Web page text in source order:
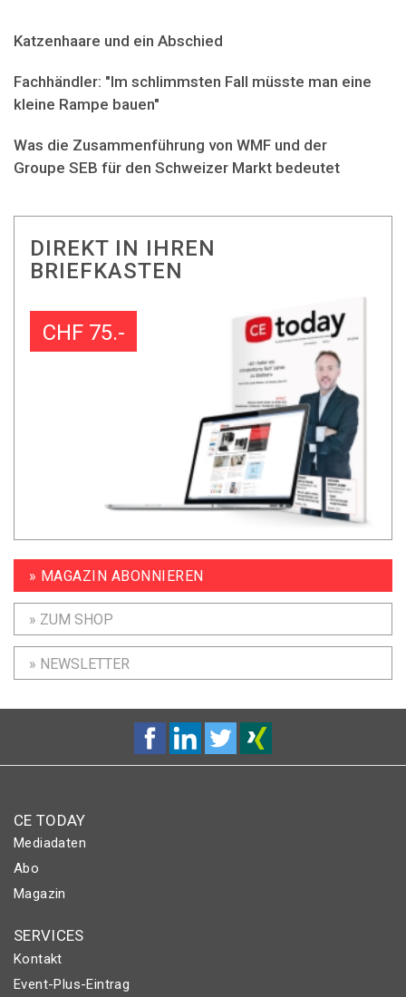
Katzenhaare und ein Abschied
Fachhändler: "Im schlimmsten Fall müsste man eine
kleine Rampe bauen"
Was die Zusammenführung von WMF und der
Groupe SEB für den Schweizer Markt bedeutet
DIREKT IN IHREN
BRIEFKASTEN
CHF 75.-
» MAGAZIN ABONNIEREN
» ZUM SHOP
» NEWSLETTER
CE TODAY
Mediadaten
Abo
Magazin
SERVICES
Kontakt
Event-Plus-Eintrag